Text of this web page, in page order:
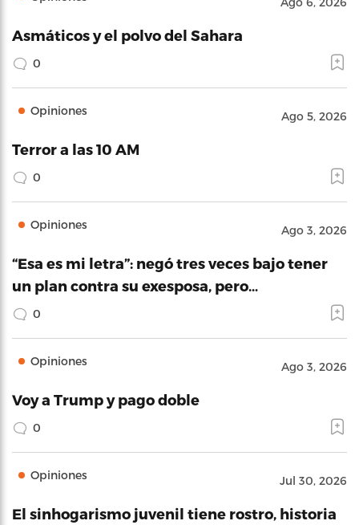
Asmáticos y el polvo del Sahara
0
Opiniones Ago 5, 2026
Terror a las 10 AM
0
Opiniones Ago 3, 2026
“Esa es mi letra”: negó tres veces bajo tener
un plan contra su exesposa, pero…
0
Opiniones Ago 3, 2026
Voy a Trump y pago doble
0
Opiniones Jul 30, 2026
El sinhogarismo juvenil tiene rostro, historia